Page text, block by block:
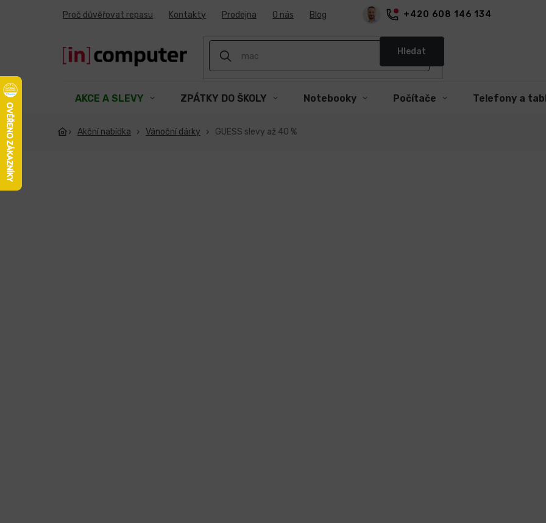
+420 608 146 134
Proč důvěřovat repasu Kontakty Prodejna O nás Blog
Hledat
AKCE A SLEVY ZPÁTKY DO ŠKOLY Notebooky Počítače Telefony a
Akční nabídka Vánoční dárky GUESS slevy až 40 %